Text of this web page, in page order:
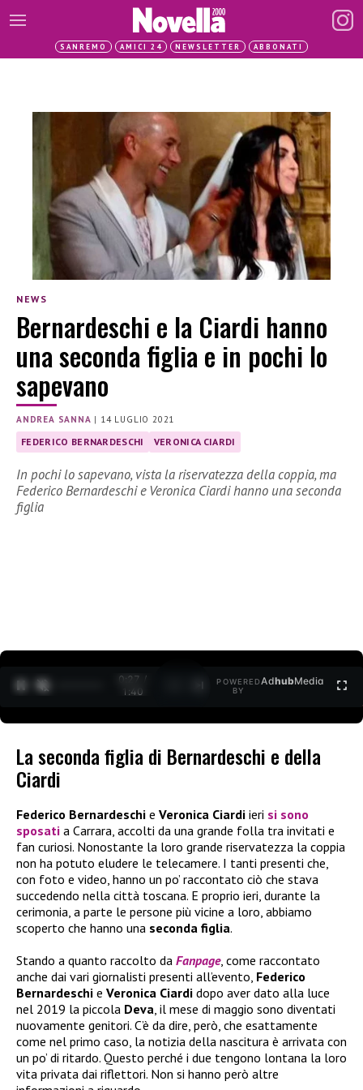
SANREMO AMICI 24 NEWSLETTER ABBONATI
NEWS
Bernardeschi e la Ciardi hanno
una seconda figlia e in pochi lo
sapevano
ANDREA SANNA | 14 LUGLIO 2021
FEDERICO BERNARDESCHI VERONICA CIARDI
In pochi lo sapevano, vista la riservatezza della coppia, ma
Federico Bernardeschi e Veronica Ciardi hanno una seconda
figlia
0:27 /
1:40
POWERED
BY
AdhubMedia
La seconda figlia di Bernardeschi e della
Ciardi
Federico Bernardeschi e Veronica Ciardi ieri si sono
sposati a Carrara, accolti da una grande folla tra invitati e
fan curiosi. Nonostante la loro grande riservatezza la coppia
non ha potuto eludere le telecamere. I tanti presenti che,
con foto e video, hanno un po’ raccontato ciò che stava
succedendo nella città toscana. E proprio ieri, durante la
cerimonia, a parte le persone più vicine a loro, abbiamo
scoperto che hanno una seconda figlia.
Stando a quanto raccolto da Fanpage, come raccontato
anche dai vari giornalisti presenti all’evento, Federico
Bernardeschi e Veronica Ciardi dopo aver dato alla luce
nel 2019 la piccola Deva, il mese di maggio sono diventati
nuovamente genitori. C’è da dire, però, che esattamente
come nel primo caso, la notizia della nascitura è arrivata con
un po’ di ritardo. Questo perché i due tengono lontana la loro
vita privata dai riflettori. Non si hanno però altre